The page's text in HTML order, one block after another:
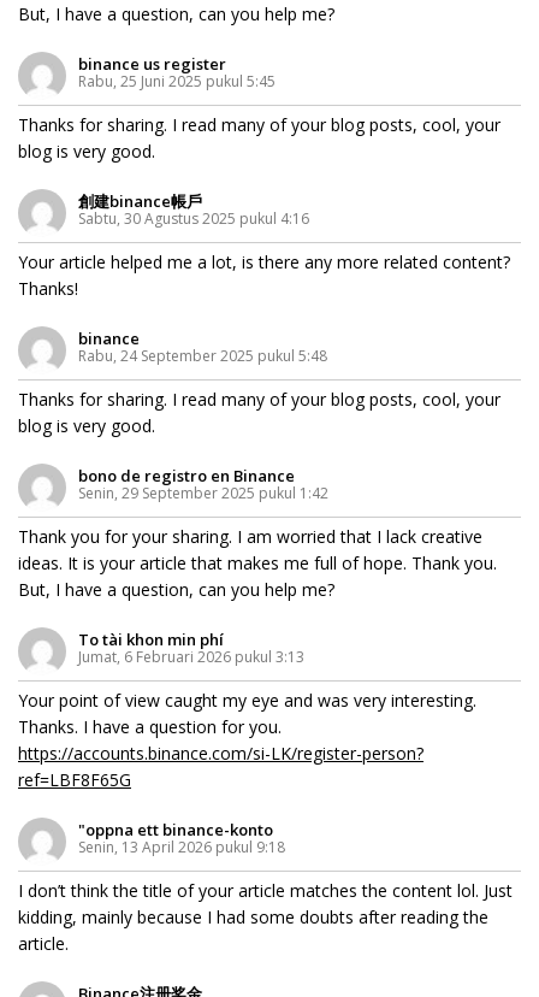
But, I have a question, can you help me?
binance us register
Rabu, 25 Juni 2025 pukul 5:45
Thanks for sharing. I read many of your blog posts, cool, your
blog is very good.
創建binance帳戶
Sabtu, 30 Agustus 2025 pukul 4:16
Your article helped me a lot, is there any more related content?
Thanks!
binance
Rabu, 24 September 2025 pukul 5:48
Thanks for sharing. I read many of your blog posts, cool, your
blog is very good.
bono de registro en Binance
Senin, 29 September 2025 pukul 1:42
Thank you for your sharing. I am worried that I lack creative
ideas. It is your article that makes me full of hope. Thank you.
But, I have a question, can you help me?
To tài khon min phí
Jumat, 6 Februari 2026 pukul 3:13
Your point of view caught my eye and was very interesting.
Thanks. I have a question for you.
https://accounts.binance.com/si-LK/register-person?
ref=LBF8F65G
"oppna ett binance-konto
Senin, 13 April 2026 pukul 9:18
I don’t think the title of your article matches the content lol. Just
kidding, mainly because I had some doubts after reading the
article.